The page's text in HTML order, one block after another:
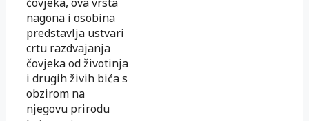
nagona i osobina
predstavlja ustvari
crtu razdvajanja
čovjeka od životinja
i drugih živih bića s
obzirom na
njegovu prirodu